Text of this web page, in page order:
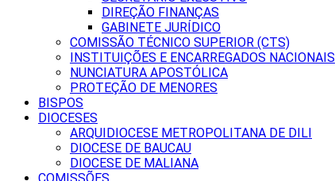
DIREÇÃO FINANÇAS
GABINETE JURÍDICO
COMISSÃO TÉCNICO SUPERIOR (CTS)
INSTITUIÇÕES E ENCARREGADOS NACIONAIS
NUNCIATURA APOSTÓLICA
PROTEÇÃO DE MENORES
BISPOS
DIOCESES
ARQUIDIOCESE METROPOLITANA DE DILI
DIOCESE DE BAUCAU
DIOCESE DE MALIANA